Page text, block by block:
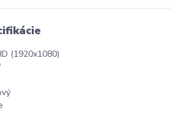
(1920x1080)